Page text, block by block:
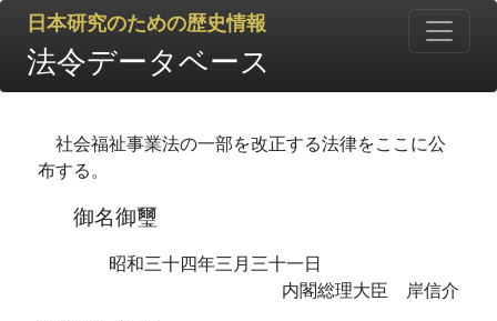
日本研究のための歴史情報
法令データベース
社会福祉事業法の一部を改正する法律をここに公
布する。
御名御璽
昭和三十四年三月三十一日
内閣総理大臣 岸信介